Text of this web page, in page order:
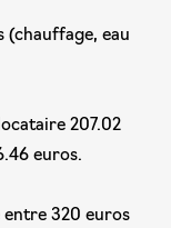
(chauffage, eau
207.02
euros.
entre 320 euros